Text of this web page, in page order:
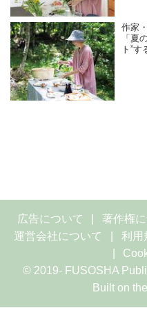
作家
「夏
ト”
広告について 著作権
運営会社について
利用
© 2019- FUSOSHA
Built on